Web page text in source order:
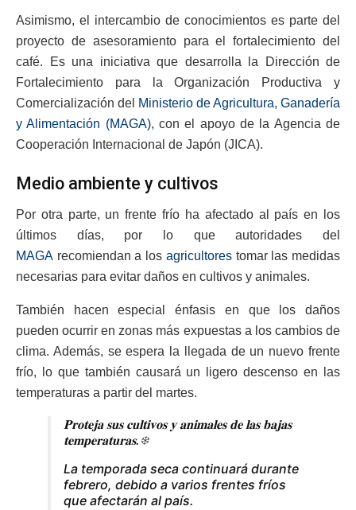
Asimismo, el intercambio de conocimientos es parte del
proyecto de asesoramiento para el fortalecimiento del
café. Es una iniciativa que desarrolla la Dirección de
Fortalecimiento para la Organización Productiva y
Comercialización del Ministerio de Agricultura, Ganadería
y Alimentación (MAGA), con el apoyo de la Agencia de
Cooperación Internacional de Japón (JICA).
Medio ambiente y cultivos
Por otra parte, un frente frío ha afectado al país en los
últimos días, por lo que autoridades del
MAGA recomiendan a los agricultorestomar las medidas
necesarias para evitar daños en cultivos y animales.
También hacen especial énfasis en que los daños
pueden ocurrir en zonas más expuestas a los cambios de
clima. Además, se espera la llegada de un nuevo frente
frío, lo que también causará un ligero descenso en las
temperaturas a partir del martes.
𝐏𝐫𝐨𝐭𝐞𝐣𝐚 𝐬𝐮𝐬 𝐜𝐮𝐥𝐭𝐢𝐯𝐨𝐬 𝐲 𝐚𝐧𝐢𝐦𝐚𝐥𝐞𝐬 𝐝𝐞 𝐥𝐚𝐬 𝐛𝐚𝐣𝐚𝐬
𝐭𝐞𝐦𝐩𝐞𝐫𝐚𝐭𝐮𝐫𝐚𝐬.❄
La temporada seca continuará durante
febrero, debido a varios frentes fríos
que afectarán al país.